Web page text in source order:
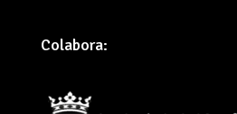
Colabora: